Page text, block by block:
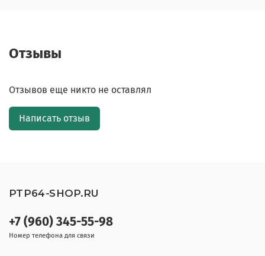
Отзывы
Отзывов еще никто не оставлял
Написать отзыв
+7 (960) 345-55-98
Номер телефона для связи
PTP64-SHOP.RU